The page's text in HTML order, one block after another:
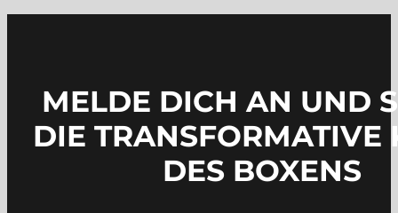
MELDE DICH AN UND
DIE TRANSFORMATIVE
DES BOXENS